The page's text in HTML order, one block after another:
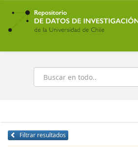
Ir
contenido
principal
Buscar
Filtrar resultados